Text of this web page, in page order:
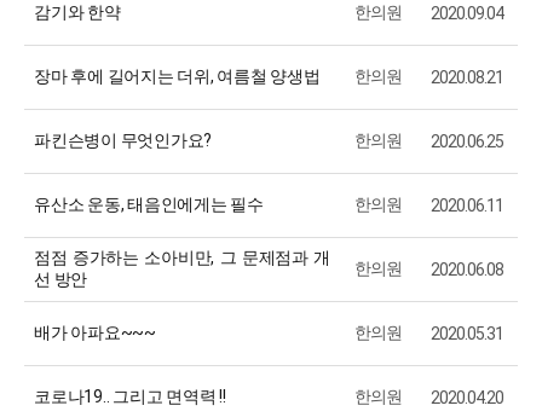
감기와 한약 한의원 2020.09.04
장마 후에 길어지는 더위, 여름철 양생법 한의원 2020.08.21
파킨슨병이 무엇인가요? 한의원 2020.06.25
유산소 운동, 태음인에게는 필수 한의원 2020.06.11
점점 증가하는 소아비만, 그 문제점과 개
선 방안
한의원 2020.06.08
배가 아파요~~~ 한의원 2020.05.31
코로나19.. 그리고 면역력 !! 한의원 2020.04.20